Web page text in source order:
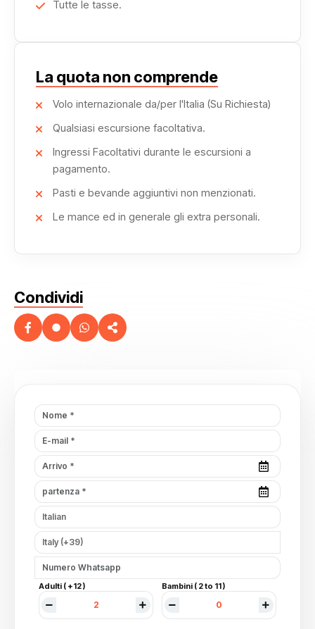
Fayoum - Bahariya 300 KM.
Bahariya – Deserto Bianco 160 KM.
Farafra – Dakhla 280 KM.
Tutte le tasse.
La quota non comprende
Volo internazionale da/per l'Italia (Su Richiesta)
Qualsiasi escursione facoltativa.
Ingressi Facoltativi durante le escursioni a
pagamento.
Pasti e bevande aggiuntivi non menzionati.
Le mance ed in generale gli extra personali.
Condividi
Adulti ( +12 ) Bambini ( 2 to 11 )